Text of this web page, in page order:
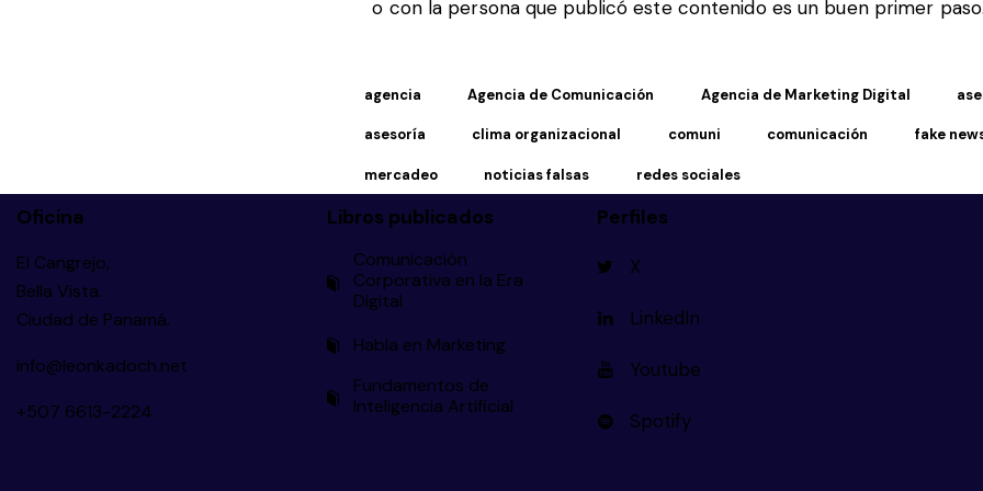
o con la persona que publicó este contenido es un buen primer paso.
agencia Agencia de Comunicación Agencia de Marketing Digital
asesoría clima organizacional comuni comunicación fake
mercadeo noticias falsas redes sociales
Oficina
El Cangrejo,
Bella Vista.
Ciudad de Panamá.
info@leonkadoch.net
+507 6613-2224
Libros publicados
Comunicación
Corporativa en la Era
Digital
Habla en Marketing
Fundamentos de
Inteligencia Artificial
Perfiles
X
LinkedIn
Youtube
Spotify